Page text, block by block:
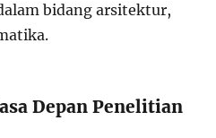
bidang arsitektur,
Depan Penelitian